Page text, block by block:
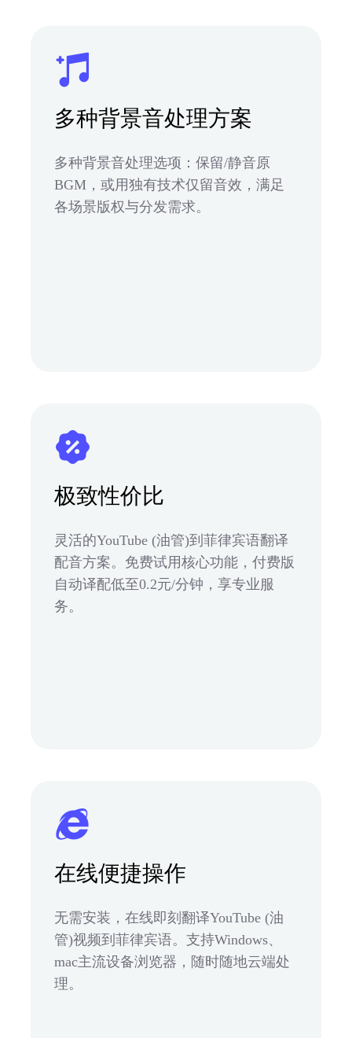
多种背景音处理方案
多种背景音处理选项：保留/静音原
BGM，或用独有技术仅留音效，满足
各场景版权与分发需求。
极致性价比
灵活的YouTube (油管)到菲律宾语翻译
配音方案。免费试用核心功能，付费版
自动译配低至0.2元/分钟，享专业服
务。
在线便捷操作
无需安装，在线即刻翻译YouTube (油
管)视频到菲律宾语。支持Windows、
mac主流设备浏览器，随时随地云端处
理。